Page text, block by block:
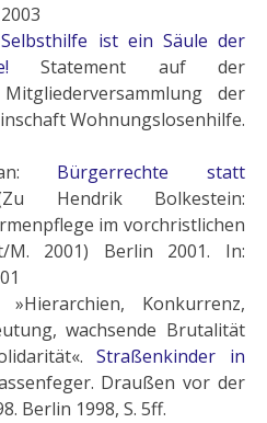
Selbsthilfe ist ein Säule der
Statement auf der
der
Wohnungslosenhilfe.
Bürgerrechte statt
Hendrik Bolkestein:
im vorchristlichen
M. 2001) Berlin 2001. In:
Konkurrenz,
wachsende Brutalität
Straßenkinder in
Draußen vor der
Berlin 1998, S. 5ff.